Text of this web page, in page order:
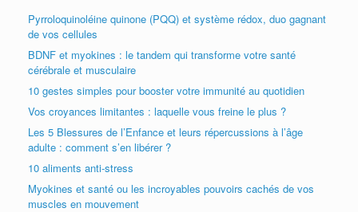
Pyrroloquinoléine quinone (PQQ) et système rédox, duo gagnant
de vos cellules
BDNF et myokines : le tandem qui transforme votre santé
cérébrale et musculaire
10 gestes simples pour booster votre immunité au quotidien
Vos croyances limitantes : laquelle vous freine le plus ?
Les 5 Blessures de l’Enfance et leurs répercussions à l’âge
adulte : comment s’en libérer ?
10 aliments anti-stress
Myokines et santé ou les incroyables pouvoirs cachés de vos
muscles en mouvement